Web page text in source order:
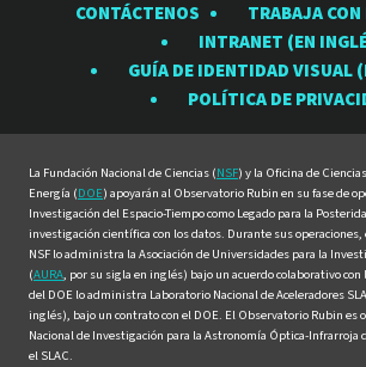
ObservatorioObservatorio
Rubin
en
Rubin
en
CONTÁCTENOS
TRABAJA
INTRANET (EN
GUÍA DE IDENTIDAD VISUAL
POLÍTICA DE
La Fundación Nacional de Ciencias (NSF) y la Oficina de
Energía (DOE) apoyarán al Observatorio Rubin en su fase de
Investigación del Espacio-Tiempo como Legado para la
investigación científica con los datos. Durante sus
NSF lo administra la Asociación de Universidades para la
(AURA, por su sigla en inglés) bajo un acuerdo colaborativo con
del DOE lo administra Laboratorio Nacional de Aceleradores
inglés), bajo un contrato con el DOE. El Observatorio Rubin es
Nacional de Investigación para la Astronomía Óptica-Infrarroja
el SLAC.